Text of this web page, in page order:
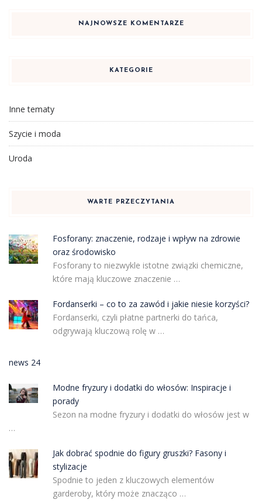
NAJNOWSZE KOMENTARZE
KATEGORIE
Inne tematy
Szycie i moda
Uroda
WARTE PRZECZYTANIA
Fosforany: znaczenie, rodzaje i wpływ na zdrowie
oraz środowisko
Fosforany to niezwykle istotne związki chemiczne,
które mają kluczowe znaczenie …
Fordanserki – co to za zawód i jakie niesie korzyści?
Fordanserki, czyli płatne partnerki do tańca,
odgrywają kluczową rolę w …
news 24
Modne fryzury i dodatki do włosów: Inspiracje i
porady
Sezon na modne fryzury i dodatki do włosów jest w
…
Jak dobrać spodnie do figury gruszki? Fasony i
stylizacje
Spodnie to jeden z kluczowych elementów
garderoby, który może znacząco …